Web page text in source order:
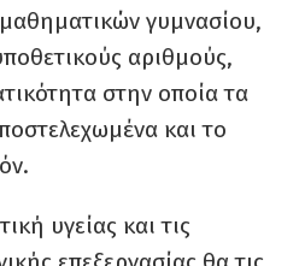
μαθηματικών γυμνασίου,
αριθμούς,
στην οποία τα
και το
υγείας και τις